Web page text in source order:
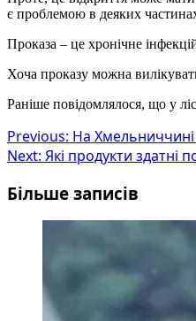
є проблемою в деяких частинах
Проказа – це хронічне
Хоча проказу можна
Раніше повідомлялося, що у
Post
navigation
Previous: На
Next: Які продукти здатні
Більше записів